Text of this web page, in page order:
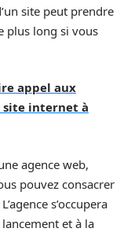
site peut prendre
plus long si vous
appel aux
site internet à
agence web,
pouvez consacrer
s’occupera
et à la